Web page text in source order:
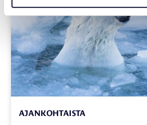
AJANKOHTAISTA